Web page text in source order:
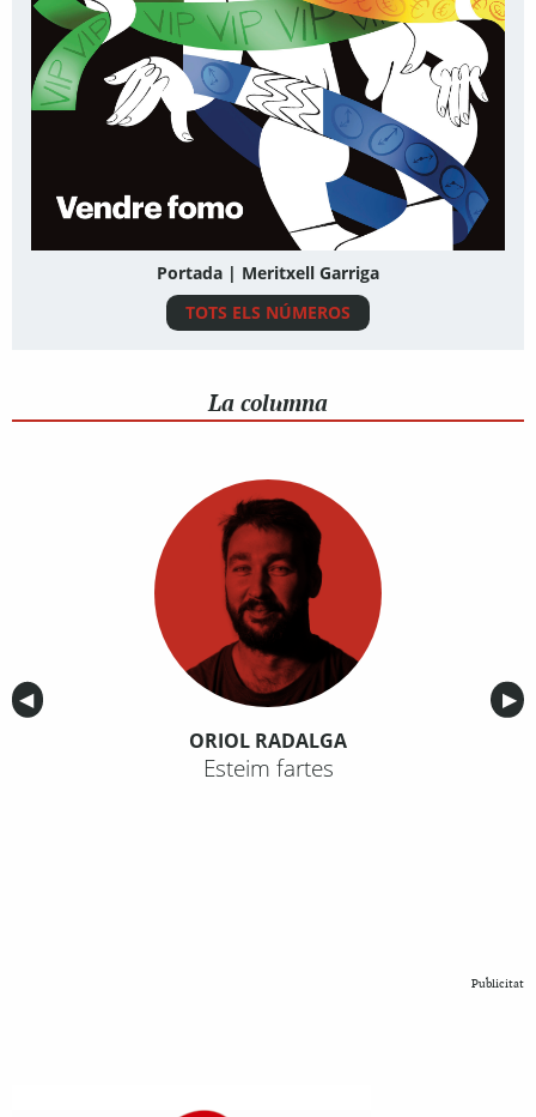
Portada | Meritxell Garriga
TOTS ELS NÚMEROS
La columna
Anterior
◀︎ ▶︎
ORIOL RADALGA
Esteim fartes
Publicitat